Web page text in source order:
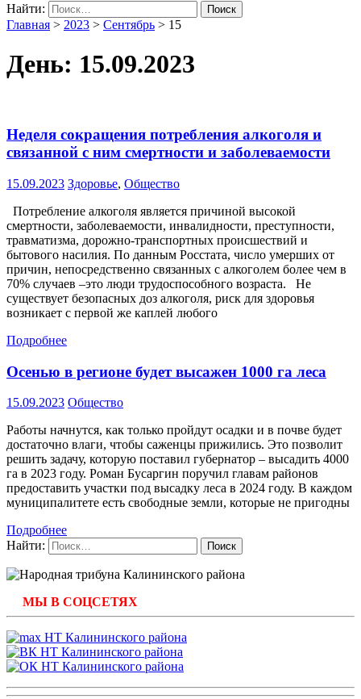
Найти:
Главная > 2023 > Сентябрь > 15
День: 15.09.2023
Неделя сокращения потребления алкоголя и
связанной с ним смертности и заболеваемости
15.09.2023 Здоровье, Общество
Потребление алкоголя является причиной высокой
смертности, заболеваемости, инвалидности, преступности,
травматизма, дорожно-транспортных происшествий и
бытового насилия. По данным Росстата, число умерших от
причин, непосредственно связанных с алкоголем более чем в
70% случаев –это люди трудоспособного возраста. Не
существует безопасных доз алкоголя, риск для здоровья
возникает с первой же каплей любого
Подробнее
Осенью в регионе будет высажен 1000 га леса
15.09.2023 Общество
Работы начнутся, как только пройдут осадки и в почве будет
достаточно влаги, чтобы саженцы прижились. Это позволит
решить задачу, которую поставил губернатор – высадить 4000
га в 2023 году. Роман Бусаргин поручил главам районов
предоставить участки под высадку леса в 2024 году. В каждом
муниципалитете есть свободные земли, которые не пригодны
Подробнее
Найти:
МЫ В СОЦСЕТЯХ